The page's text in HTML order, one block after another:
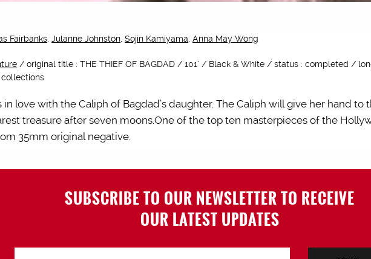
Fairbanks ,Julanne Johnston ,Sojin Kamiyama ,Anna May Wong
/ original title : THE THIEF OF BAGDAD / 101’ / Black & White / status : completed /
in love with the Caliph of Bagdad’s daughter. The Caliph will give her hand to
treasure after seven moons.One of the top ten masterpieces of the
35mm original negative.
SUBSCRIBE TO OUR NEWSLETTER TO RECEIVE
OUR LATEST UPDATES